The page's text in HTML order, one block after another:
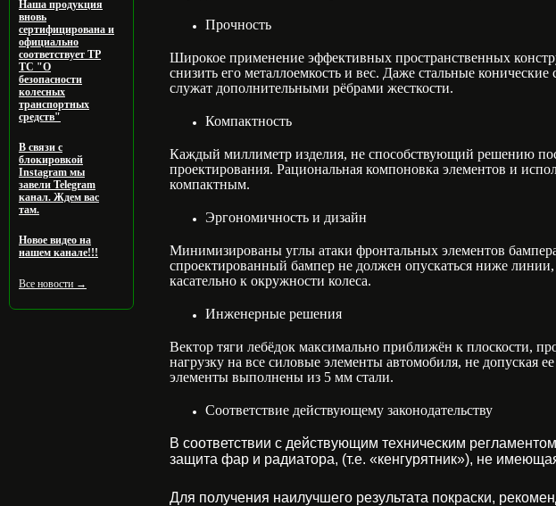
Наша продукция
вновь
сертифицирована и
официально
соответствует ТР
ТС "О
безопасности
колесных
транспортных
средств"
В связи с
блокировкой
Instagram мы
завели Telegram
канал. Ждем вас
там.
Новое видео на
нашем канале!!!
Все новости →
Прочность
Широкое применение эффективных пространственных
снизить его металлоемкость и вес. Даже стальные
служат дополнительными рёбрами жесткости.
Компактность
Каждый миллиметр изделия, не способствующий решению
проектирования. Рациональная компоновка элементов и
компактным.
Эргономичность и дизайн
Минимизированы углы атаки фронтальных элементов
спроектированный бампер не должен опускаться ниже
касательно к окружности колеса.
Инженерные решения
Вектор тяги лебёдок максимально приближён к плоскости,
нагрузку на все силовые элементы автомобиля, не
элементы выполнены из 5 мм стали.
Соответствие действующему законодательству
В соответствии с действующим техническим
защита фар и радиатора, (т.е. «кенгурятник»), не
Для получения наилучшего результата покраски,